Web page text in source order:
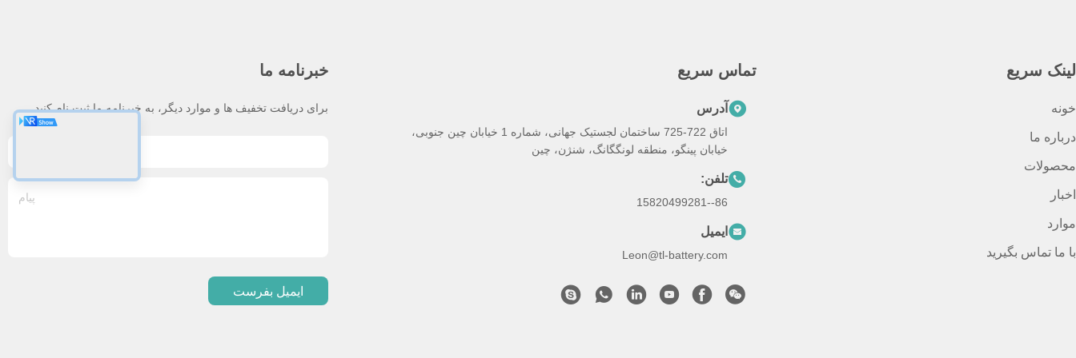
لینک سریع
خونه
درباره ما
محصولات
اخبار
موارد
با ما تماس بگیرید
تماس سریع
آدرس
اتاق 722-725 ساختمان لجستیک جهانی، شماره 1 خیابان چین جنوبی،
خیابان پینگو، منطقه لونگگانگ، شنژن، چین
تلفن:
86--15820499281
ایمیل
Leon@tl-battery.com
خبرنامه ما
برای دریافت تخفیف ها و موارد دیگر، به خبرنامه ما ثبت نام کنید.
ایمیل بفرست